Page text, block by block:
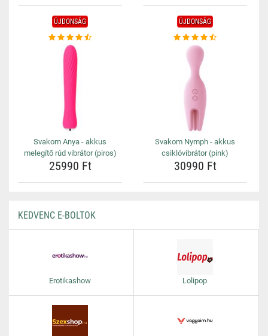
ÚJDONSÁG
Svakom Anya - akkus
melegítő rúd vibrátor (piros)
25990 Ft
ÚJDONSÁG
Svakom Nymph - akkus
csiklóvibrátor (pink)
30990 Ft
KEDVENC E-BOLTOK
Erotikashow Lolipop